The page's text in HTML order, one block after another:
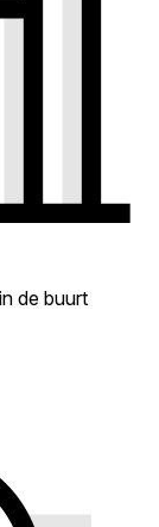
de buurt